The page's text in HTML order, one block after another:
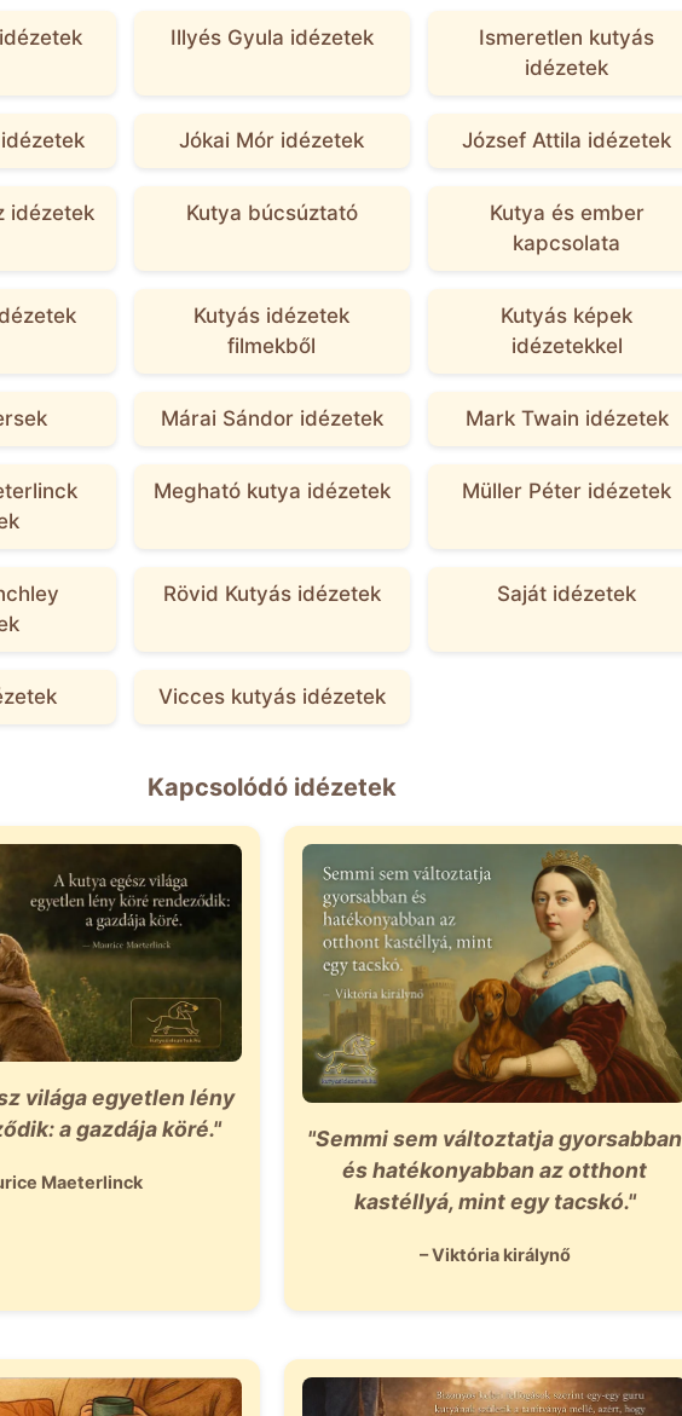
Illyés Gyula idézetek
Ismeretlen kutyás
idézetek
Jókai Mór idézetek József Attila idézetek
idézetek Kutya búcsúztató
Kutya és ember
kapcsolata
Kutyás idézetek
filmekből
Kutyás képek
idézetekkel
Márai Sándor idézetek Mark Twain idézetek
Megható kutya idézetek Müller Péter idézetek
Rövid Kutyás idézetek Saját idézetek
Vicces kutyás idézetek
Kapcsolódó idézetek
világa egyetlen lény
a gazdája köré."
Maeterlinck
"Semmi sem változtatja gyorsabban
és hatékonyabban az otthont
kastéllyá, mint egy tacskó."
– Viktória királynő